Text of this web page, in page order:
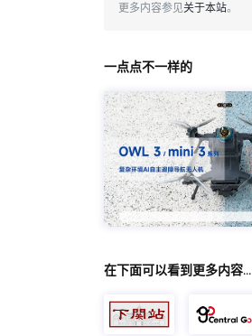
更多内容参见关于本站。
一点点不一样的
在下面可以看到更多内容…